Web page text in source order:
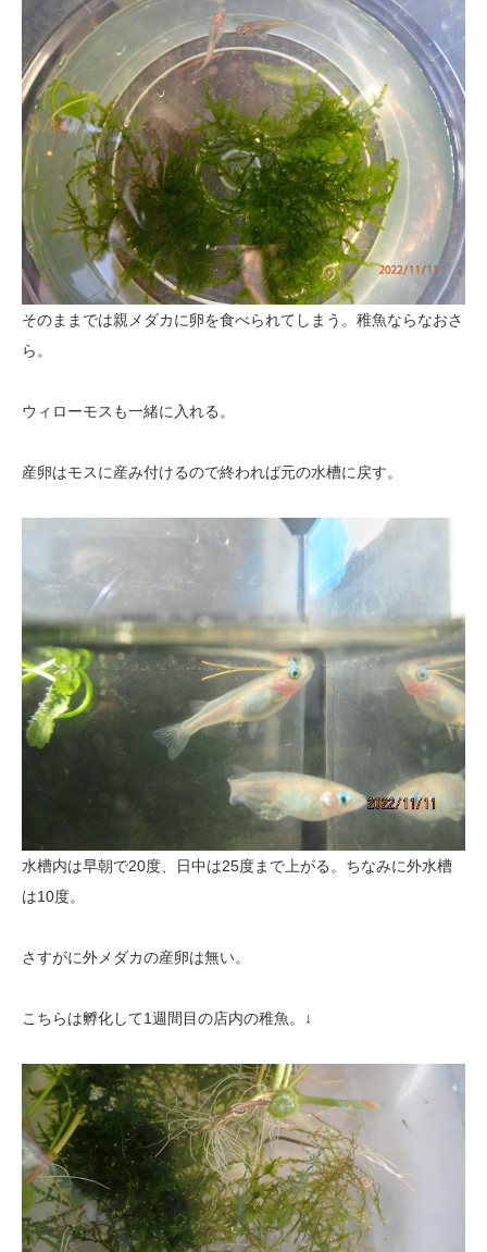
そのままでは親メダカに卵を食べられてしまう。稚魚ならなおさ
ら。
ウィローモスも一緒に入れる。
産卵はモスに産み付けるので終われば元の水槽に戻す。
水槽内は早朝で20度、日中は25度まで上がる。ちなみに外水槽
は10度。
さすがに外メダカの産卵は無い。
こちらは孵化して1週間目の店内の稚魚。↓